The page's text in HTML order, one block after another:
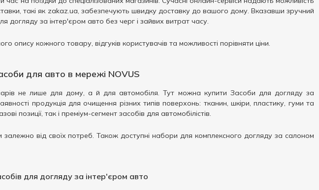
такі як zakaz.ua, забезпечують швидку доставку до вашого дому. Вказавши зручний
догляду за інтер'єром авто без черг і зайвих витрат часу.
кожного товару, відгуків користувачів та можливості порівняти ціни.
для авто в мережі NOVUS
не лише для дому, а й для автомобіля. Тут можна купити Засоби для догляду за
продукція для очищення різних типів поверхонь: тканин, шкіри, пластику, гуми та
позиції, так і преміум-сегмент засобів для автомобілістів.
залежно від своїх потреб. Також доступні набори для комплексного догляду за салоном
для догляду за інтер'єром авто